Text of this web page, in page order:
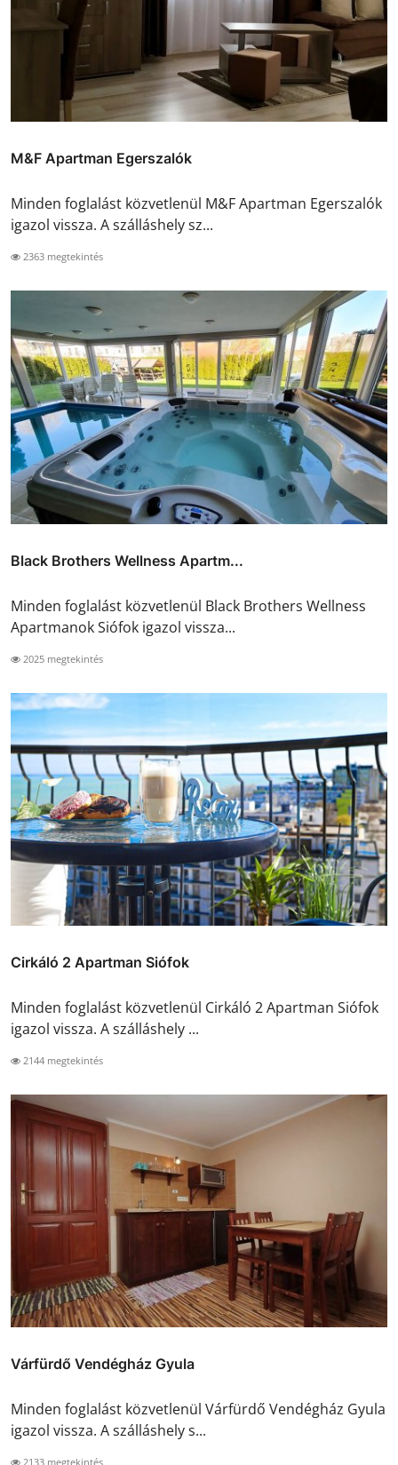
M&F Apartman Egerszalók
Minden foglalást közvetlenül M&F Apartman Egerszalók
igazol vissza. A szálláshely sz...
2363 megtekintés
Black Brothers Wellness Apartm...
Minden foglalást közvetlenül Black Brothers Wellness
Apartmanok Siófok igazol vissza...
2025 megtekintés
Cirkáló 2 Apartman Siófok
Minden foglalást közvetlenül Cirkáló 2 Apartman Siófok
igazol vissza. A szálláshely ...
2144 megtekintés
Várfürdő Vendégház Gyula
Minden foglalást közvetlenül Várfürdő Vendégház Gyula
igazol vissza. A szálláshely s...
2133 megtekintés